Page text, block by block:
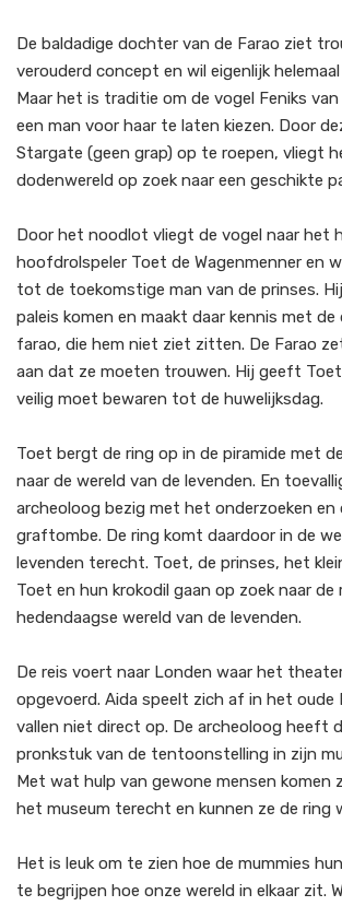
De baldadige dochter van de Farao ziet
verouderd concept en wil eigenlijk
Maar het is traditie om de vogel Feniks
een man voor haar te laten kiezen. Door
Stargate (geen grap) op te roepen, vliegt
dodenwereld op zoek naar een geschikte
Door het noodlot vliegt de vogel naar het
hoofdrolspeler Toet de Wagenmenner en
tot de toekomstige man van de prinses.
paleis komen en maakt daar kennis met
farao, die hem niet ziet zitten. De Farao
aan dat ze moeten trouwen. Hij geeft
veilig moet bewaren tot de huwelijksdag.
Toet bergt de ring op in de piramide met
naar de wereld van de levenden. En
archeoloog bezig met het onderzoeken en
graftombe. De ring komt daardoor in de
levenden terecht. Toet, de prinses, het
Toet en hun krokodil gaan op zoek naar de
hedendaagse wereld van de levenden.
De reis voert naar Londen waar het
opgevoerd. Aida speelt zich af in het oude
vallen niet direct op. De archeoloog heeft
pronkstuk van de tentoonstelling in zijn
Met wat hulp van gewone mensen komen
het museum terecht en kunnen ze de ring
Het is leuk om te zien hoe de mummies
te begrijpen hoe onze wereld in elkaar zit.